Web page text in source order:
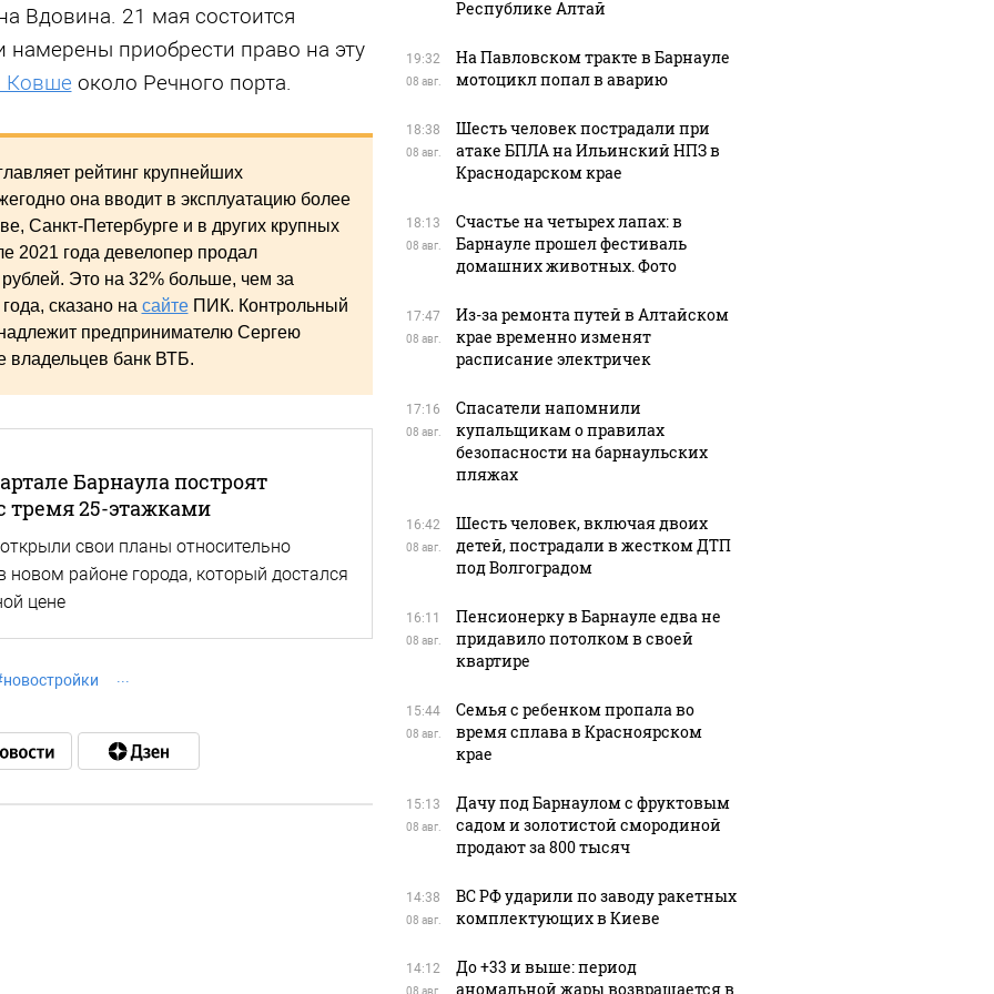
Вдовина. 21 мая состоится
намерены приобрести право на эту
Ковше около Речного порта.
рейтинг крупнейших
она вводит в эксплуатацию более
Санкт-Петербурге и в других крупных
2021 года девелопер продал
Это на 32% больше, чем за
сказано на сайтеПИК. Контрольный
предпринимателю Сергею
владельцев банк ВТБ.
Барнаула построят
тремя 25-этажками
свои планы относительно
новом районе города, который достался
цене
новостройки
Республике Алтай
19:32
08 авг.
На Павловском тракте в Барнауле
мотоцикл попал в аварию
18:38
08 авг.
Шесть человек пострадали при
атаке БПЛА на Ильинский НПЗ в
Краснодарском крае
18:13
08 авг.
Счастье на четырех лапах: в
Барнауле прошел фестиваль
домашних животных. Фото
17:47
08 авг.
Из-за ремонта путей в Алтайском
крае временно изменят
расписание электричек
17:16
08 авг.
Спасатели напомнили
купальщикам о правилах
безопасности на барнаульских
пляжах
16:42
08 авг.
Шесть человек, включая двоих
детей, пострадали в жестком ДТП
под Волгоградом
16:11
08 авг.
Пенсионерку в Барнауле едва не
придавило потолком в своей
квартире
15:44
08 авг.
Семья с ребенком пропала во
время сплава в Красноярском
крае
15:13
08 авг.
Дачу под Барнаулом с фруктовым
садом и золотистой смородиной
продают за 800 тысяч
14:38
08 авг.
ВС РФ ударили по заводу ракетных
комплектующих в Киеве
14:12
08 авг.
До +33 и выше: период
аномальной жары возвращается в